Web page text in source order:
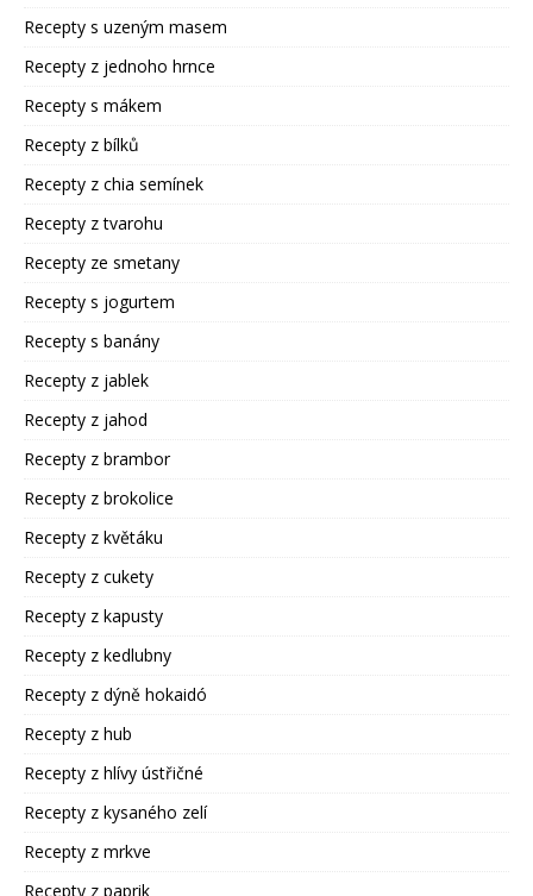
Recepty s uzeným masem
Recepty z jednoho hrnce
Recepty s mákem
Recepty z bílků
Recepty z chia semínek
Recepty z tvarohu
Recepty ze smetany
Recepty s jogurtem
Recepty s banány
Recepty z jablek
Recepty z jahod
Recepty z brambor
Recepty z brokolice
Recepty z květáku
Recepty z cukety
Recepty z kapusty
Recepty z kedlubny
Recepty z dýně hokaidó
Recepty z hub
Recepty z hlívy ústřičné
Recepty z kysaného zelí
Recepty z mrkve
Recepty z paprik